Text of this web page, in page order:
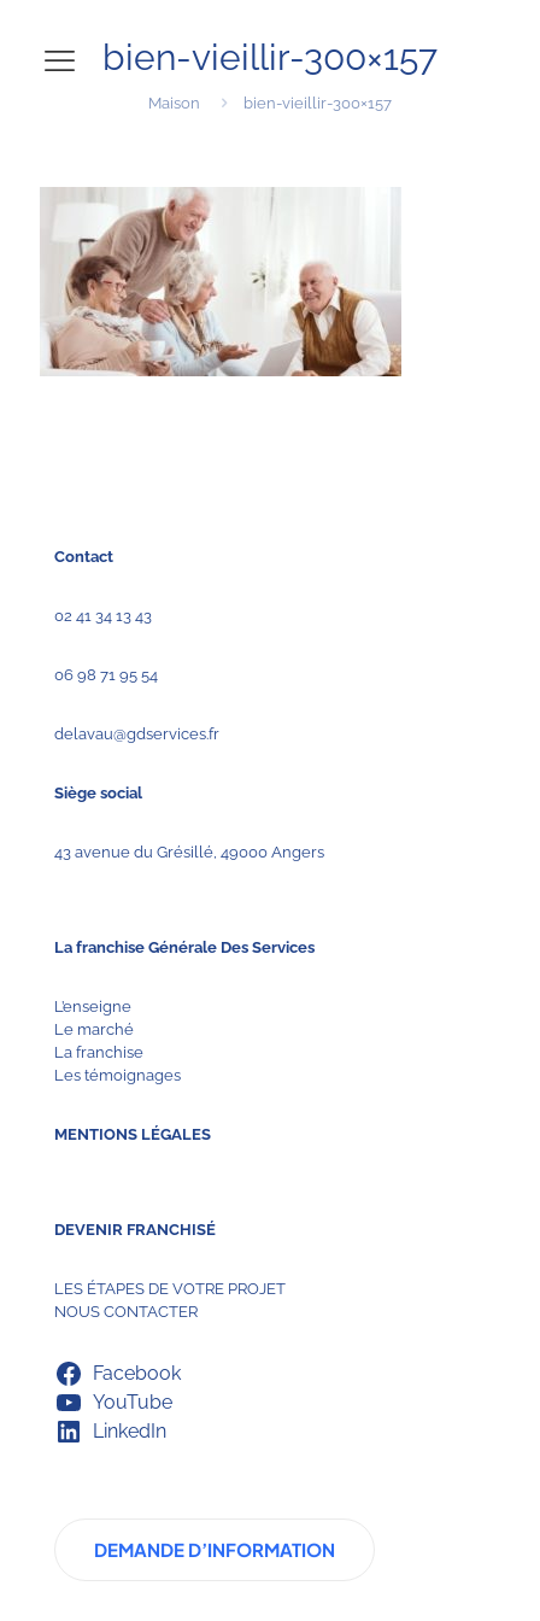
bien-vieillir-300×157
Maison bien-vieillir-300×157
Contact
02 41 34 13 43
06 98 71 95 54
delavau@gdservices.fr
Siège social
43 avenue du Grésillé, 49000 Angers
La franchise Générale Des Services
L’enseigne
Le marché
La franchise
Les témoignages
MENTIONS LÉGALES
DEVENIR FRANCHISÉ
LES ÉTAPES DE VOTRE PROJET
NOUS CONTACTER
Facebook
YouTube
LinkedIn
DEMANDE D’INFORMATION